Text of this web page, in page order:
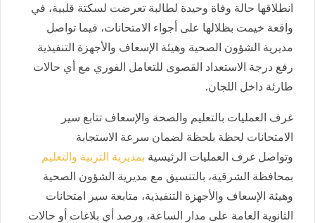
انطلاقها حالة وفاة وحيدة لطالبة تعرضت لسكتة قلبية، في
واقعة خيمت بظلالها على أجواء الامتحانات، فيما تواصل
مديرية الشؤون الصحية وهيئة الإسعاف والأجهزة التنفيذية
رفع درجة الاستعداد القصوى للتعامل الفوري مع أي حالات
طارئة داخل اللجان.
غرف العمليات بالتعليم والصحة والإسعاف تتابع سير
الامتحانات لحظة بلحظة لضمان سرعة الاستجابة
وتواصل غرف العمليات الرئيسية بمديرية التربية والتعليم
بمحافظة الشرقية، بالتنسيق مع مديرية الشؤون الصحية
وهيئة الإسعاف والأجهزة التنفيذية، متابعة سير امتحانات
الثانوية العامة على مدار الساعة، ورصد أي بلاغات أو حالات